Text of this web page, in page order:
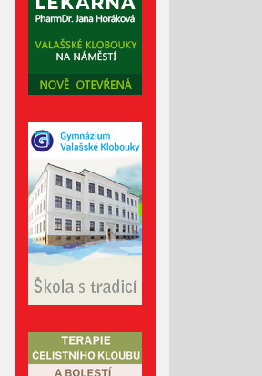
Prosinec 2024
Listopad 2024
Září 2024
Srpen 2024
Červenec 2024
Červen 2024
Květen 2024
Duben 2024
Březen 2024
Únor 2024
Prosinec 2023
Listopad 2023